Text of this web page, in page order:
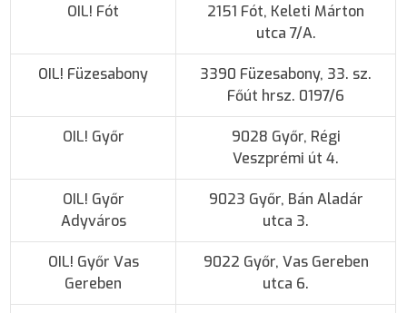
OIL! Fót
2151 Fót, Keleti Márton
utca 7/A.
OIL! Füzesabony
3390 Füzesabony, 33. sz.
Főút hrsz. 0197/6
OIL! Győr
9028 Győr, Régi
Veszprémi út 4.
OIL! Győr
Adyváros
9023 Győr, Bán Aladár
utca 3.
OIL! Győr Vas
Gereben
9022 Győr, Vas Gereben
utca 6.